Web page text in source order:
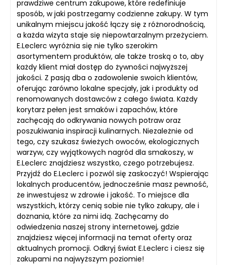
prawdziwe centrum zakupowe, które redefiniuje
sposób, w jaki postrzegamy codzienne zakupy. W tym
unikalnym miejscu jakość łączy się z różnorodnością,
a każda wizyta staje się niepowtarzalnym przeżyciem.
E.Leclerc wyróżnia się nie tylko szerokim
asortymentem produktów, ale także troską o to, aby
każdy klient miał dostęp do żywności najwyższej
jakości. Z pasją dba o zadowolenie swoich klientów,
oferując zarówno lokalne specjały, jak i produkty od
renomowanych dostawców z całego świata. Każdy
korytarz pełen jest smaków i zapachów, które
zachęcają do odkrywania nowych potraw oraz
poszukiwania inspiracji kulinarnych. Niezależnie od
tego, czy szukasz świeżych owoców, ekologicznych
warzyw, czy wyjątkowych nagród dla smakoszy, w
E.Leclerc znajdziesz wszystko, czego potrzebujesz.
Przyjdź do E.Leclerc i pozwól się zaskoczyć! Wspierając
lokalnych producentów, jednocześnie masz pewność,
że inwestujesz w zdrowie i jakość. To miejsce dla
wszystkich, którzy cenią sobie nie tylko zakupy, ale i
doznania, które za nimi idą. Zachęcamy do
odwiedzenia naszej strony internetowej, gdzie
znajdziesz więcej informacji na temat oferty oraz
aktualnych promocji. Odkryj świat E.Leclerc i ciesz się
zakupami na najwyższym poziomie!